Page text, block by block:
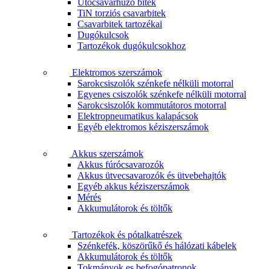
TiN torziós csavarbitek
Csavarbitek tartozékai
Dugókulcsok
Tartozékok dugókulcsokhoz
Elektromos szerszámok
Sarokcsiszolók szénkefe nélküli motorral
Egyenes csiszolók szénkefe nélküli motorral
Sarokcsiszolók kommutátoros motorral
Elektropneumatikus kalapácsok
Egyéb elektromos kéziszerszámok
Akkus szerszámok
Akkus fúrócsavarozók
Akkus ütvecsavarozók és ütvebehajtók
Egyéb akkus kéziszerszámok
Mérés
Akkumulátorok és töltők
Tartozékok és pótalkatrészek
Szénkefék, köszörűkő és hálózati kábelek
Akkumulátorok és töltők